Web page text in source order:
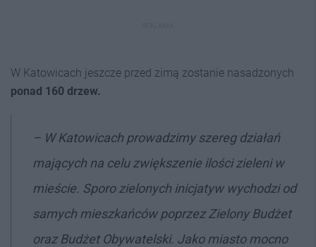
W Katowicach jeszcze przed zimą zostanie nasadzonych
ponad 160 drzew.
– W Katowicach prowadzimy szereg działań
mających na celu zwiększenie ilości zieleni w
mieście. Sporo zielonych inicjatyw wychodzi od
samych mieszkańców poprzez Zielony Budżet
oraz Budżet Obywatelski. Jako miasto mocno